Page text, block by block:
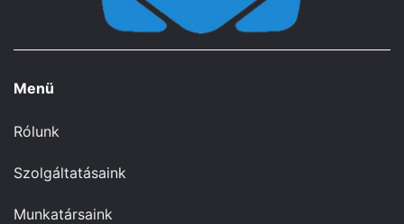
Menü
Rólunk
Szolgáltatásaink
Munkatársaink